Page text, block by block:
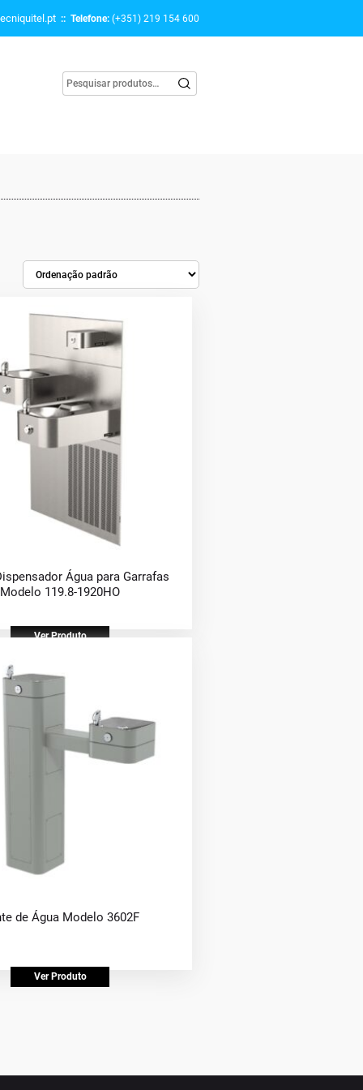
:: Telefone: (+351) 219 154 600
Água para Garrafas
Modelo 119.8-1920HO
Ver Produto
de Água Modelo 3602F
Ver Produto